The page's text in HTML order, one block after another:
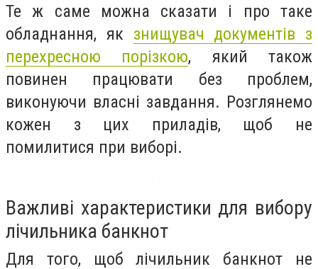
Те ж саме можна сказати і про таке
обладнання, як знищувач документів з
перехресною порізкою, який також
повинен працювати без проблем,
виконуючи власні завдання. Розглянемо
кожен з цих приладів, щоб не
помилитися при виборі.
Важливі характеристики для вибору
лічильника банкнот
Для того, щоб лічильник банкнот не